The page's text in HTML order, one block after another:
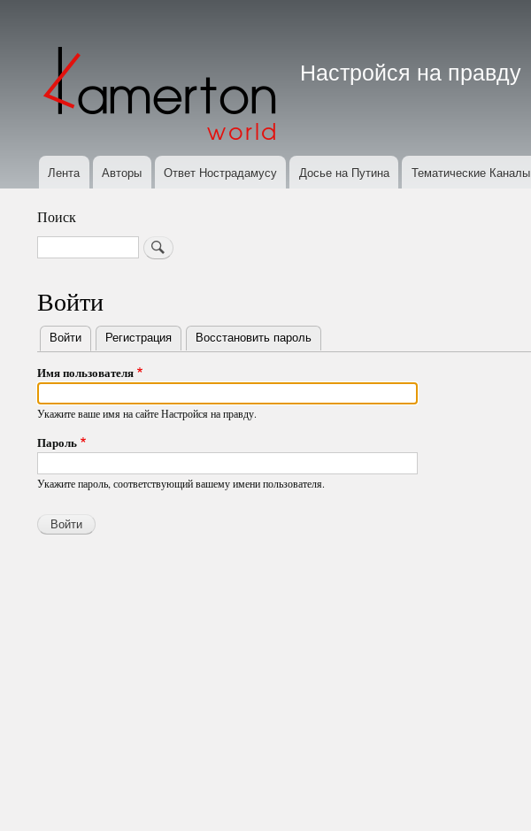
учётной
записи
пользователя
Настройся на правду
Основная
Лента Авторы Ответ Нострадамусу Досье на Путина Тематические Каналы
Поиск
Search
Войти
Primary
tabs
Войти (активная вкладка)
Регистрация Восстановить пароль
Имя пользователя
Укажите ваше имя на сайте Настройся на правду.
Пароль
Укажите пароль, соответствующий вашему имени пользователя.